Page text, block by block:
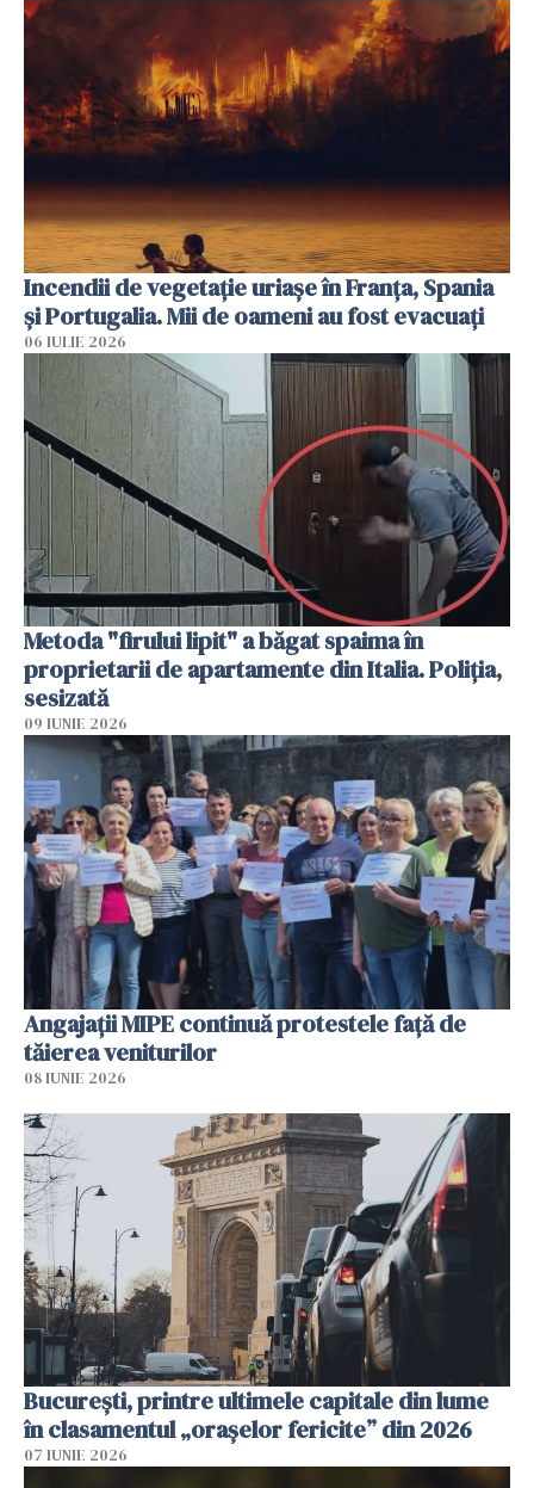
Incendii de vegetație uriașe în Franța, Spania
și Portugalia. Mii de oameni au fost evacuați
06 IULIE 2026
Metoda "firului lipit" a băgat spaima în
proprietarii de apartamente din Italia. Poliția,
sesizată
09 IUNIE 2026
Angajaţii MIPE continuă protestele faţă de
tăierea veniturilor
08 IUNIE 2026
București, printre ultimele capitale din lume
în clasamentul „orașelor fericite” din 2026
07 IUNIE 2026